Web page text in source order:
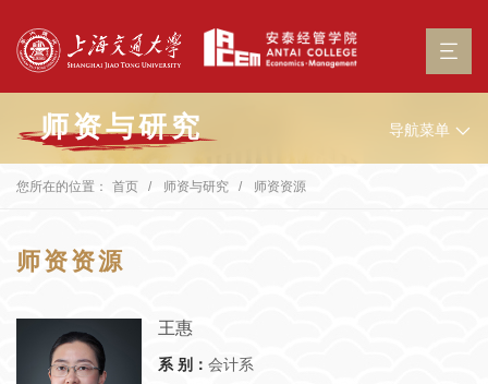
师资与研究 导航菜单
您所在的位置： 首页 师资与研究 师资资源
师资资源
王惠
系 别： 会计系